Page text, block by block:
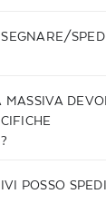
MASSIVA
POSSO